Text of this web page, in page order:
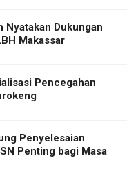
Nyatakan Dukungan
Makassar
Pencegahan
Penyelesaian
Penting bagi Masa